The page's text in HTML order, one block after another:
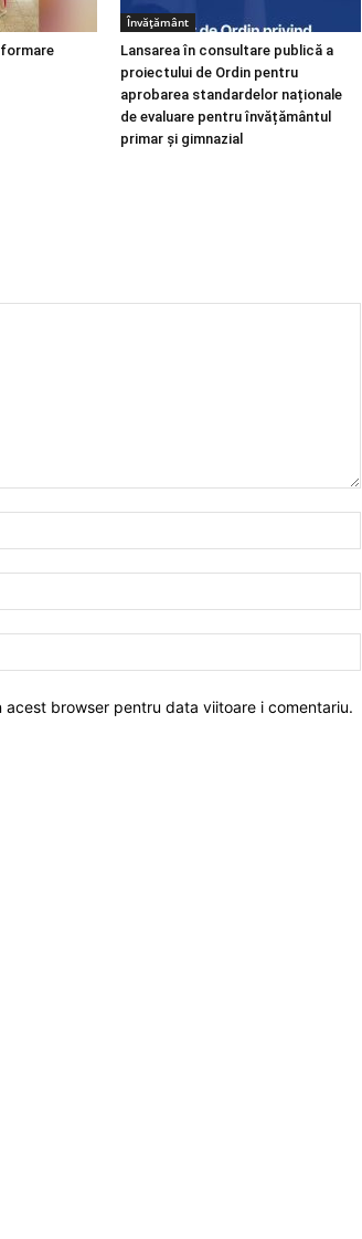
Învățământ
Lansarea în consultare publică a
proiectului de Ordin pentru
aprobarea standardelor naționale
de evaluare pentru învățământul
primar și gimnazial
browser pentru data viitoare i comentariu.